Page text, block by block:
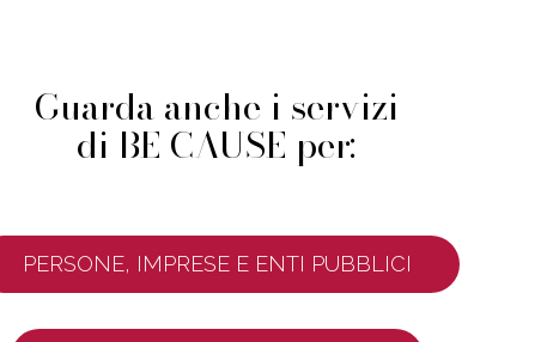
Guarda anche i servizi
di BE CAUSE per:
PERSONE, IMPRESE E ENTI PUBBLICI